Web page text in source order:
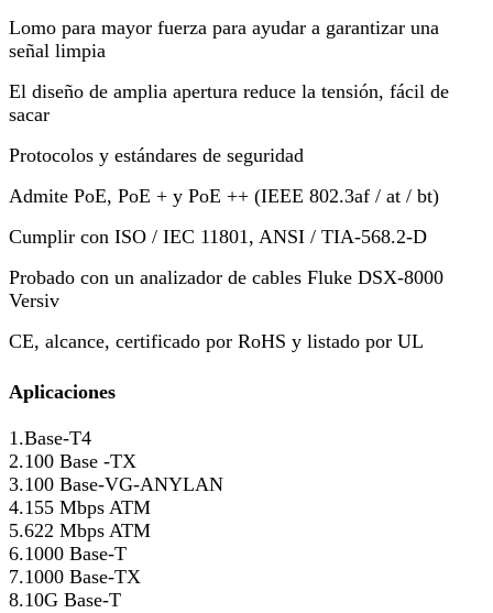
Lomo para mayor fuerza para ayudar a garantizar una
señal limpia
El diseño de amplia apertura reduce la tensión, fácil de
sacar
Protocolos y estándares de seguridad
Admite PoE, PoE + y PoE ++ (IEEE 802.3af / at / bt)
Cumplir con ISO / IEC 11801, ANSI / TIA-568.2-D
Probado con un analizador de cables Fluke DSX-8000
Versiv
CE, alcance, certificado por RoHS y listado por UL
Aplicaciones
1.Base-T4
2.100 Base -TX
3.100 Base-VG-ANYLAN
4.155 Mbps ATM
5.622 Mbps ATM
6.1000 Base-T
7.1000 Base-TX
8.10G Base-T